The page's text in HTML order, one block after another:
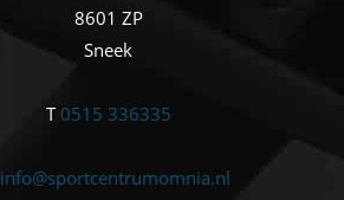
8601 ZP
Sneek
T0515 336335
info@sportcentrumomnia.nl